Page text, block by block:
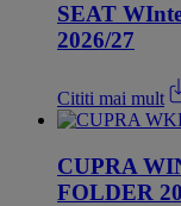
SEAT
2026/27
Cititi mai mult
CUPRA
FOLDER